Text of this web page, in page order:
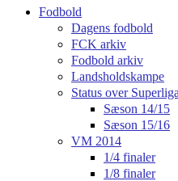
Fodbold
Dagens fodbold
FCK arkiv
Fodbold arkiv
Landsholdskampe
Status over
Sæson 14/15
Sæson 15/16
VM 2014
1/4 finaler
1/8 finaler